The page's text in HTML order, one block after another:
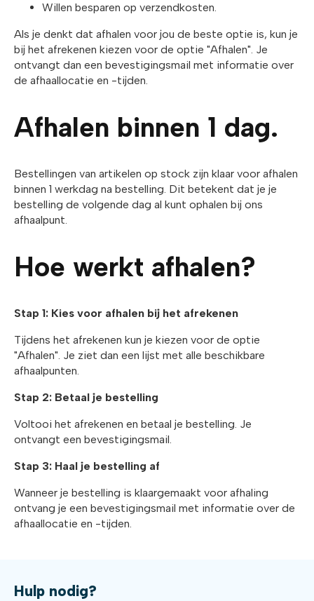
Willen besparen op verzendkosten.
Als je denkt dat afhalen voor jou de beste optie is, kun je
bij het afrekenen kiezen voor de optie "Afhalen". Je
ontvangt dan een bevestigingsmail met informatie over
de afhaallocatie en -tijden.
Afhalen binnen 1 dag.
Bestellingen van artikelen op stock zijn klaar voor afhalen
binnen 1 werkdag na bestelling. Dit betekent dat je je
bestelling de volgende dag al kunt ophalen bij ons
afhaalpunt.
Hoe werkt afhalen?
Stap 1: Kies voor afhalen bij het afrekenen
Tijdens het afrekenen kun je kiezen voor de optie
"Afhalen". Je ziet dan een lijst met alle beschikbare
afhaalpunten.
Stap 2: Betaal je bestelling
Voltooi het afrekenen en betaal je bestelling. Je
ontvangt een bevestigingsmail.
Stap 3: Haal je bestelling af
Wanneer je bestelling is klaargemaakt voor afhaling
ontvang je een bevestigingsmail met informatie over de
afhaallocatie en -tijden.
Hulp nodig?